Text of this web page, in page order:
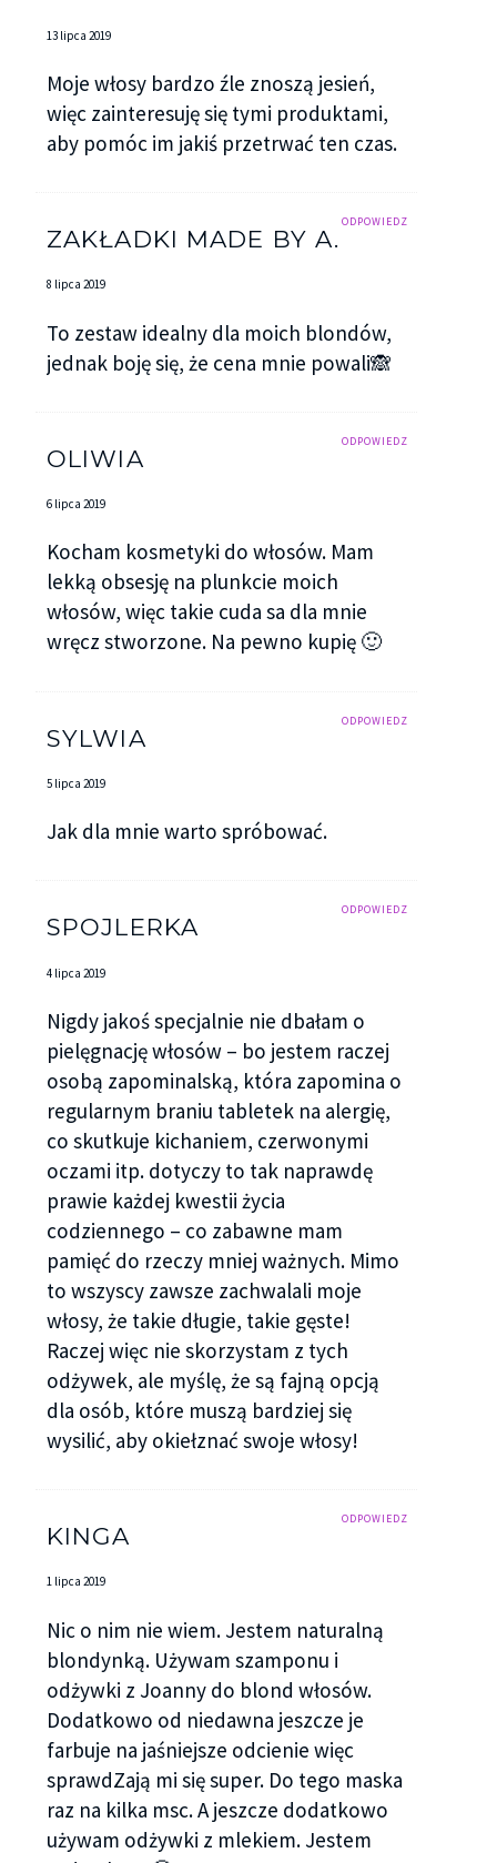
13 lipca 2019
Moje włosy bardzo źle znoszą jesień,
więc zainteresuję się tymi produktami,
aby pomóc im jakiś przetrwać ten czas.
ODPOWIEDZ
ZAKŁADKI MADE BY A.
8 lipca 2019
To zestaw idealny dla moich blondów,
jednak boję się, że cena mnie powali🙈
ODPOWIEDZ
OLIWIA
6 lipca 2019
Kocham kosmetyki do włosów. Mam
lekką obsesję na plunkcie moich
włosów, więc takie cuda sa dla mnie
wręcz stworzone. Na pewno kupię 🙂
ODPOWIEDZ
SYLWIA
5 lipca 2019
Jak dla mnie warto spróbować.
ODPOWIEDZ
SPOJLERKA
4 lipca 2019
Nigdy jakoś specjalnie nie dbałam o
pielęgnację włosów – bo jestem raczej
osobą zapominalską, która zapomina o
regularnym braniu tabletek na alergię,
co skutkuje kichaniem, czerwonymi
oczami itp. dotyczy to tak naprawdę
prawie każdej kwestii życia
codziennego – co zabawne mam
pamięć do rzeczy mniej ważnych. Mimo
to wszyscy zawsze zachwalali moje
włosy, że takie długie, takie gęste!
Raczej więc nie skorzystam z tych
odżywek, ale myślę, że są fajną opcją
dla osób, które muszą bardziej się
wysilić, aby okiełznać swoje włosy!
ODPOWIEDZ
KINGA
1 lipca 2019
Nic o nim nie wiem. Jestem naturalną
blondynką. Używam szamponu i
odżywki z Joanny do blond włosów.
Dodatkowo od niedawna jeszcze je
farbuje na jaśniejsze odcienie więc
sprawdZają mi się super. Do tego maska
raz na kilka msc. A jeszcze dodatkowo
używam odżywki z mlekiem. Jestem